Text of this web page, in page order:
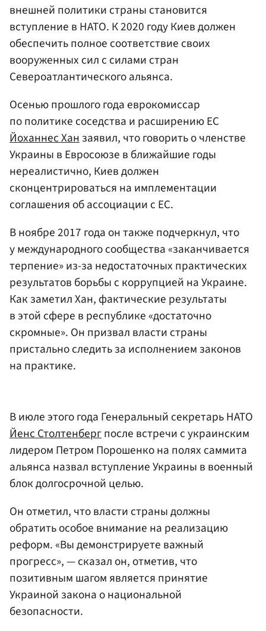
внешней политики страны становится
вступление в НАТО. К 2020 году Киев должен
обеспечить полное соответствие своих
вооруженных сил с силами стран
Североатлантического альянса.
Осенью прошлого года еврокомиссар
по политике соседства и расширению ЕС
Йоханнес Ханзаявил, что говорить о членстве
Украины в Евросоюзе в ближайшие годы
нереалистично, Киев должен
сконцентрироваться на имплементации
соглашения об ассоциации с ЕС.
В ноябре 2017 года он также подчеркнул, что
у международного сообщества «заканчивается
терпение» из-за недостаточных практических
результатов борьбы с коррупцией на Украине.
Как заметил Хан, фактические результаты
в этой сфере в республике «достаточно
скромные». Он призвал власти страны
пристально следить за исполнением законов
на практике.
В июле этого года Генеральный секретарь НАТО
Йенс Столтенбергпосле встречи с украинским
лидером Петром Порошенко на полях саммита
альянса назвал вступление Украины в военный
блок долгосрочной целью.
Он отметил, что власти страны должны
обратить особое внимание на реализацию
реформ. «Вы демонстрируете важный
прогресс», — сказал он, отметив, что
позитивным шагом является принятие
Украиной закона о национальной
безопасности.